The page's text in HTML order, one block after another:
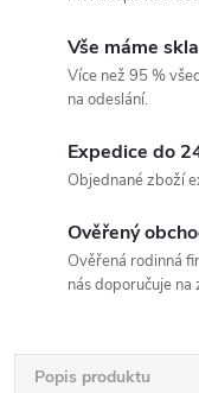
Vše máme
Více než 95 %
na odeslání.
Expedice do
Objednané zboží
Ověřený
Ověřená rodinná
nás doporučuje na
Popis produktu